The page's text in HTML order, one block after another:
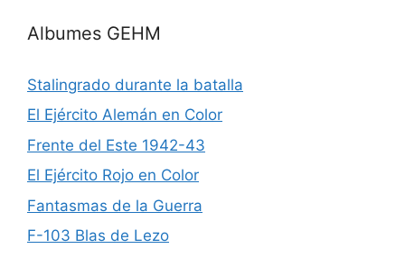
Albumes GEHM
Stalingrado durante la batalla
El Ejército Alemán en Color
Frente del Este 1942-43
El Ejército Rojo en Color
Fantasmas de la Guerra
F-103 Blas de Lezo